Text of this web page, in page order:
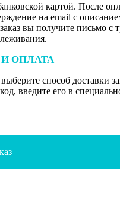
картой. После
на email с
вы получите письмо с
И ОПЛАТА
способ доставки
введите его в